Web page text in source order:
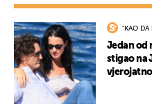
"KAO DA
Jedan od
stigao na
UKLJUČITE